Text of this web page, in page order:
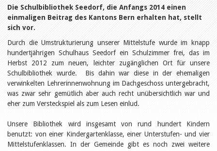
Dienstleistungen
biblioBE nutzen
Benutzung
Finanzen
Personal
Qualitätsmanagement
Recht und Politik
Öffentlichkeitsarbeit
Leseförderung
Aus aller Welt
Verschiedenes
Tags
Veranstaltungen
Kinder- und Jugendmedien
Bibliothek und Schule
Die Schulbibliothek Seedorf, die Anfangs 2014 einen
einmaligen Beitrag des Kantons Bern erhalten hat, stellt
sich vor.
Durch die Umstrukturierung unserer Mittelstufe wurde im knapp
hundertjährigen Schulhaus Seedorf ein Schulzimmer frei, das im
Herbst 2012 zum neuen, leichter zugänglichen Ort für unsere
Schulbibliothek wurde. Bis dahin war diese in der ehemaligen
verwinkelten Lehrerinnenwohnung im Dachgeschoss untergebracht,
was zwar sehr gemütlich aber auch recht unübersichtlich war und
eher zum Versteckspiel als zum Lesen einlud.
Unsere Bibliothek wird insgesamt von rund hundert Kindern
benutzt: von einer Kindergartenklasse, einer Unterstufen- und vier
Mittelstufenklassen. In der Gemeinde gibt es noch zwei weitere